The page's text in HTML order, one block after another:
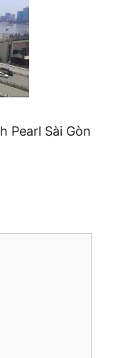
Pearl Sài Gòn